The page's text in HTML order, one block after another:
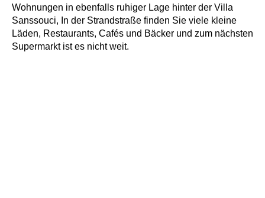
Wohnungen in ebenfalls ruhiger Lage hinter der Villa
Sanssouci, In der Strandstraße finden Sie viele kleine
Läden, Restaurants, Cafés und Bäcker und zum nächsten
Supermarkt ist es nicht weit.